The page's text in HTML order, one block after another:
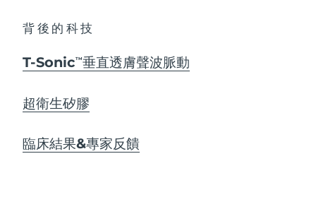
背後的科技
T-SonicTM 垂直透膚聲波脈動
超衛生矽膠
臨床結果&專家反饋